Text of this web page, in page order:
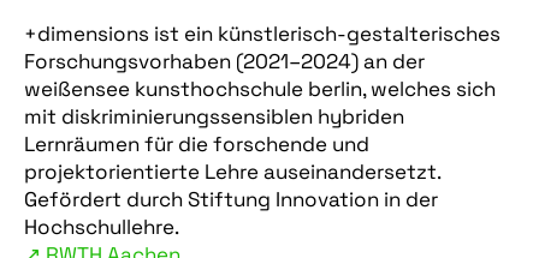
+dimensions ist ein künstlerisch-gestalterisches
Forschungsvorhaben (2021–2024) an der
weißensee kunsthochschule berlin, welches sich
mit diskriminierungssensiblen hybriden
Lernräumen für die forschende und
projektorientierte Lehre auseinandersetzt.
Gefördert durch Stiftung Innovation in der
Hochschullehre.